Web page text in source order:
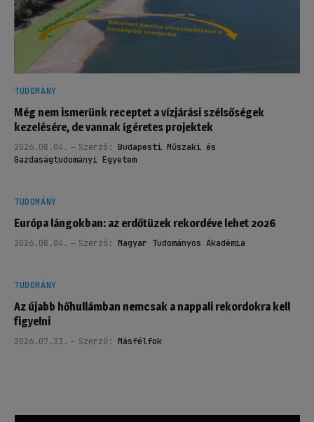
TUDOMÁNY
Még nem ismerünk receptet a vízjárási szélsőségek
kezelésére, de vannak ígéretes projektek
2026.08.04. Szerző: Budapesti Műszaki és
Gazdaságtudományi Egyetem
TUDOMÁNY
Európa lángokban: az erdőtüzek rekordéve lehet 2026
2026.08.04. Szerző: Magyar Tudományos Akadémia
TUDOMÁNY
Az újabb hőhullámban nemcsak a nappali rekordokra kell
figyelni
2026.07.31. Szerző: Másfélfok